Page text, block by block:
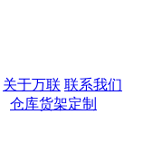
关于万联 联系我们
仓库货架定制